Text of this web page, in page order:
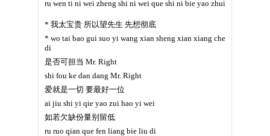
ru wen ti ni wei zheng shi ni wei que shi ni bie yao zhui
* 我太宝贵 所以望先生 先想彻底
* wo tai bao gui suo yi wang xian sheng xian xiang che
di
是否可担当 Mr. Right
shi fou ke dan dang Mr. Right
爱就是一切 要最好一位
ai jiu shi yi qie yao zui hao yi wei
如若欠缺份量别留低
ru ruo qian que fen liang bie liu di